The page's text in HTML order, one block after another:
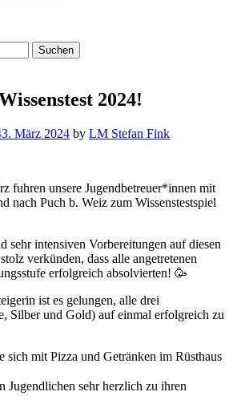
2024!
3. März 2024 by LM Stefan Fink
fuhren unsere Jugendbetreuer*innen mit
nach Puch b. Weiz zum Wissenstestspiel
sehr intensiven Vorbereitungen auf diesen
verkünden, dass alle angetretenen
erfolgreich absolvierten! 🥳
ist es gelungen, alle drei
Silber und Gold) auf einmal erfolgreich zu
sich mit Pizza und Getränken im Rüsthaus
Jugendlichen sehr herzlich zu ihren